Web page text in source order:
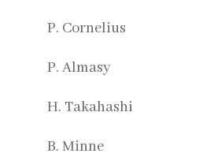
P. Cornelius
P. Almasy
H. Takahashi
B. Minne